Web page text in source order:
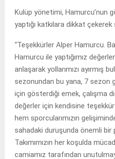
Kulüp yönetimi, Hamurcu’nun
yaptığı katkılara dikkat
“Teşekkürler Alper Hamurcu.
Hamurcu ile yaptığımız
anlaşarak yollarımızı ayırmış
sezonundan bu yana, 7 sezon
için gösterdiği emek, çalışma
değerler için kendisine
hem sporcularımızın
sahadaki duruşunda önemli bir
Takımımızın her koşulda
camiamız tarafından